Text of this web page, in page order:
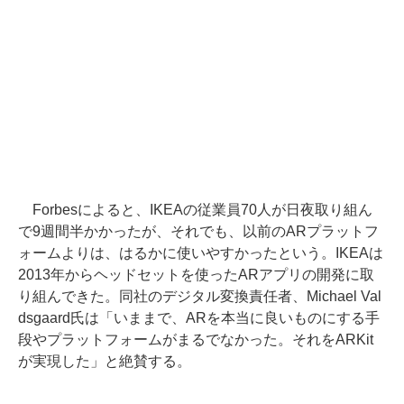
Forbesによると、IKEAの従業員70人が日夜取り組ん
で9週間半かかったが、それでも、以前のARプラットフ
ォームよりは、はるかに使いやすかったという。IKEAは
2013年からヘッドセットを使ったARアプリの開発に取
り組んできた。同社のデジタル変換責任者、Michael Val
dsgaard氏は「いままで、ARを本当に良いものにする手
段やプラットフォームがまるでなかった。それをARKit
が実現した」と絶賛する。